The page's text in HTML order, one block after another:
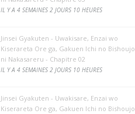
IL Y A 4 SEMAINES 2 JOURS 10 HEURES
Jinsei Gyakuten - Uwakisare, Enzai wo
Kiserareta Ore ga, Gakuen Ichi no Bishoujo
ni Nakasareru - Chapitre 02
IL Y A 4 SEMAINES 2 JOURS 10 HEURES
Jinsei Gyakuten - Uwakisare, Enzai wo
Kiserareta Ore ga, Gakuen Ichi no Bishoujo